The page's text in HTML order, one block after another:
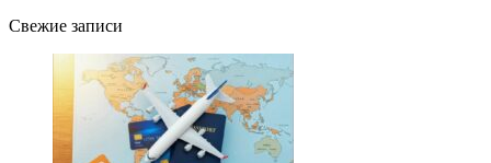
Свежие записи